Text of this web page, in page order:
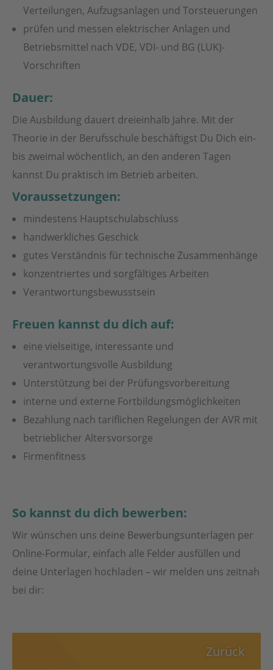
Verteilungen, Aufzugsanlagen und Torsteuerungen
prüfen und messen elektrischer Anlagen und
Betriebsmittel nach VDE, VDI- und BG (LUK)-
Vorschriften
Dauer:
Die Ausbildung dauert dreieinhalb Jahre. Mit der
Theorie in der Berufsschule beschäftigst Du Dich ein-
bis zweimal wöchentlich, an den anderen Tagen
kannst Du praktisch im Betrieb arbeiten.
Voraussetzungen:
mindestens Hauptschulabschluss
handwerkliches Geschick
gutes Verständnis für technische Zusammenhänge
konzentriertes und sorgfältiges Arbeiten
Verantwortungsbewusstsein
Freuen kannst du dich auf:
eine vielseitige, interessante und
verantwortungsvolle Ausbildung
Unterstützung bei der Prüfungsvorbereitung
interne und externe Fortbildungsmöglichkeiten
Bezahlung nach tariflichen Regelungen der AVR mit
betrieblicher Altersvorsorge
Firmenfitness
So kannst du dich bewerben:
Wir wünschen uns deine Bewerbungsunterlagen per
Online-Formular, einfach alle Felder ausfüllen und
deine Unterlagen hochladen – wir melden uns zeitnah
bei dir:
Zurück